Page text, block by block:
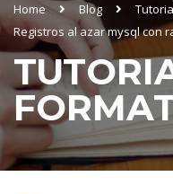
Home Blog
Registros al azar mysql con